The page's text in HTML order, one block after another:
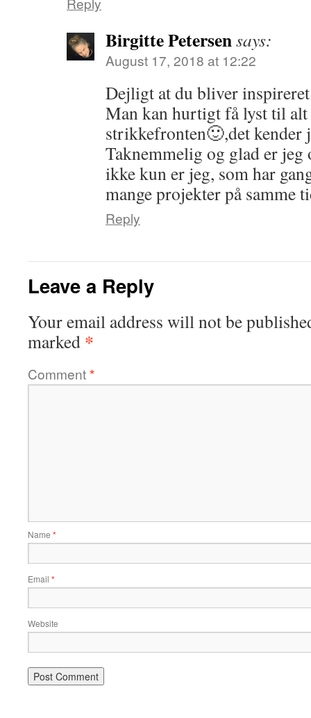
Birgitte Petersensays:
August 17, 2018 at 12:22
Dejligt at du bliver
Man kan hurtigt få lyst til
strikkefronten🙂,det kender
Taknemmelig og glad er jeg
ikke kun er jeg, som har
mange projekter på samme
Reply
Leave a Reply
Your email address will not be
marked *
Comment*
Name *
Email *
Website